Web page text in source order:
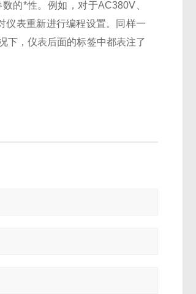
的*性。例如，对于AC380V、
仪表重新进行编程设置。同样一
下，仪表后面的标签中都表注了